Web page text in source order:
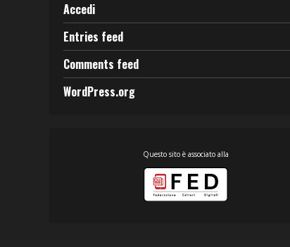
Accedi
Entries feed
Comments feed
WordPress.org
Questo sito è associato alla